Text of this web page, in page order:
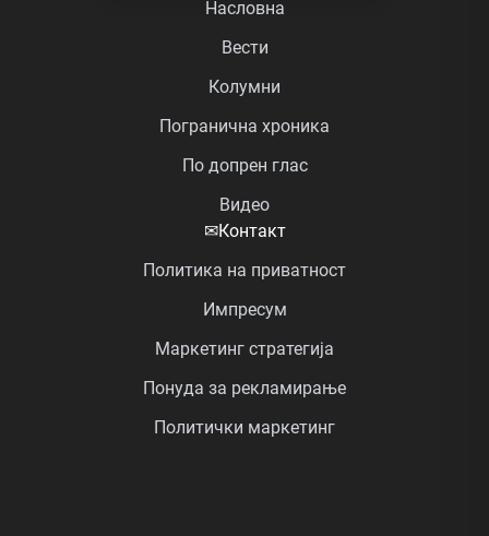
Насловна
Вести
Колумни
Погранична хроника
По допрен глас
Видео
✉Контакт
Политика на приватност
Импресум
Маркетинг стратегија
Понуда за рекламирање
Политички маркетинг